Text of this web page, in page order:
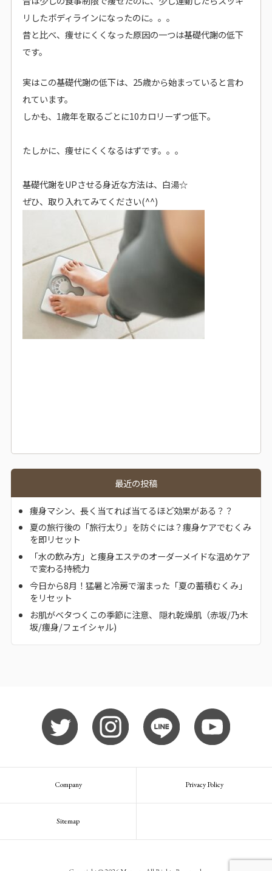
リしたボディラインになったのに。。。
昔と比べ、痩せにくくなった原因の一つは基礎代謝の低下
です。
実はこの基礎代謝の低下は、25歳から始まっていると言わ
れています。
しかも、1歳年を取るごとに10カロリーずつ低下。
たしかに、痩せにくくなるはずです。。。
基礎代謝をUPさせる身近な方法は、白湯☆
ぜひ、取り入れてみてください(^^)
最近の投稿
痩身マシン、長く当てれば当てるほど効果がある？？
夏の旅行後の「旅行太り」を防ぐには？痩身ケアでむくみ
を即リセット
「水の飲み方」と痩身エステのオーダーメイドな温めケア
で変わる持続力
今日から8月！猛暑と冷房で溜まった「夏の蓄積むくみ」
をリセット
お肌がベタつくこの季節に注意、 隠れ乾燥肌（赤坂/乃木
坂/痩身/フェイシャル)
Company Privacy Policy
Sitemap